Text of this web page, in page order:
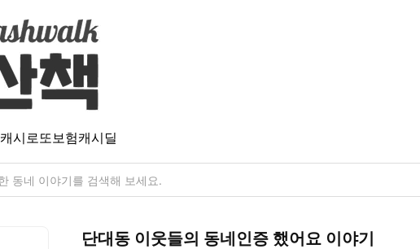
캐시로또보험캐시딜
단대동 이웃들의 동네인증 했어요 이야기